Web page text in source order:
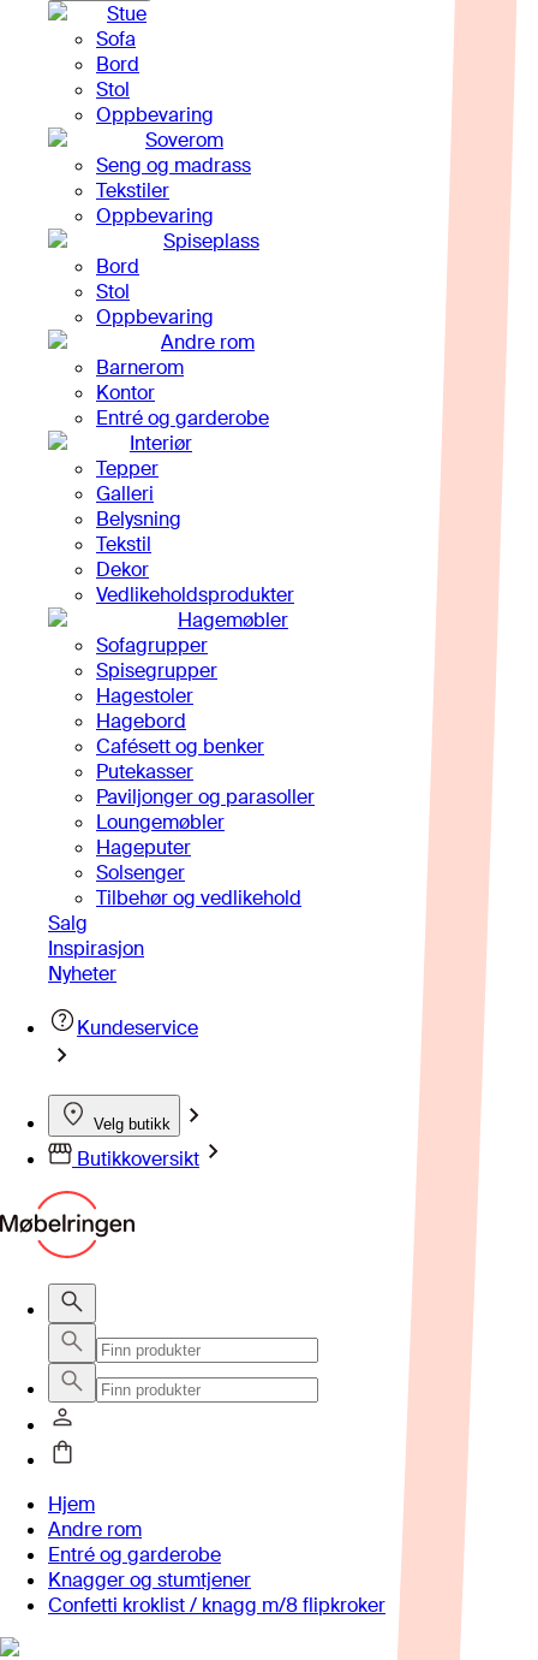
Stue
Sofa
Bord
Stol
Oppbevaring
Soverom
Seng og madrass
Tekstiler
Oppbevaring
Spiseplass
Bord
Stol
Oppbevaring
Andre rom
Barnerom
Kontor
Entré og garderobe
Interiør
Tepper
Galleri
Belysning
Tekstil
Dekor
Vedlikeholdsprodukter
Hagemøbler
Sofagrupper
Spisegrupper
Hagestoler
Hagebord
Cafésett og benker
Putekasser
Paviljonger og parasoller
Loungemøbler
Hageputer
Solsenger
Tilbehør og vedlikehold
Salg
Inspirasjon
Nyheter
Kundeservice
Velg butikk
Butikkoversikt
Hjem
Andre rom
Entré og garderobe
Knagger og stumtjener
Confetti kroklist / knagg m/8 flipkroker